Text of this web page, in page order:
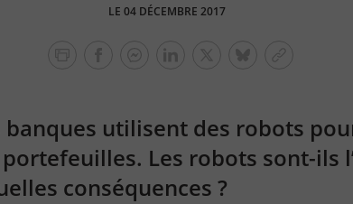
LE 04 DÉCEMBRE 2017
banques utilisent des robots
Les robots sont-ils
conséquences ?